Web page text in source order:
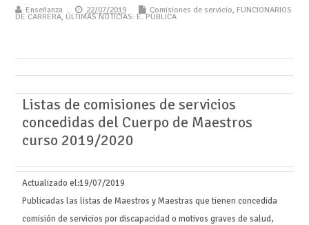
Enseñanza 22/07/2019 Comisiones de servicio, FUNCIONARIOS
DE CARRERA, ÚLTIMAS NOTICIAS: E. PÚBLICA
Listas de comisiones de servicios
concedidas del Cuerpo de Maestros
curso 2019/2020
Actualizado el:19/07/2019
Publicadas las listas de Maestros y Maestras que tienen concedida
comisión de servicios por discapacidad o motivos graves de salud,